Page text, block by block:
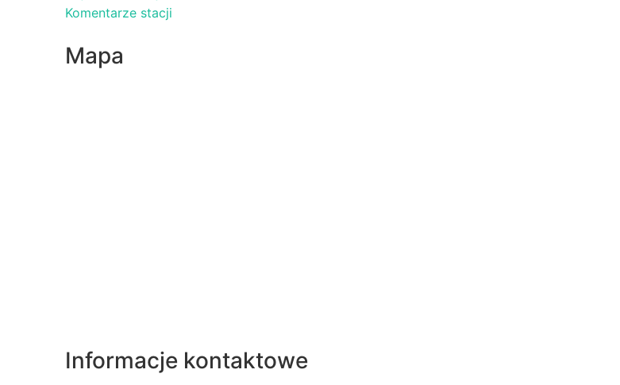
Komentarze stacji
Mapa
Informacje kontaktowe